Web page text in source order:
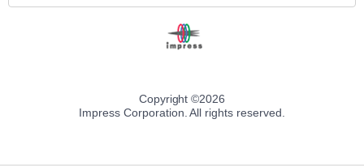
Copyright ©2026
Impress Corporation. All rights reserved.